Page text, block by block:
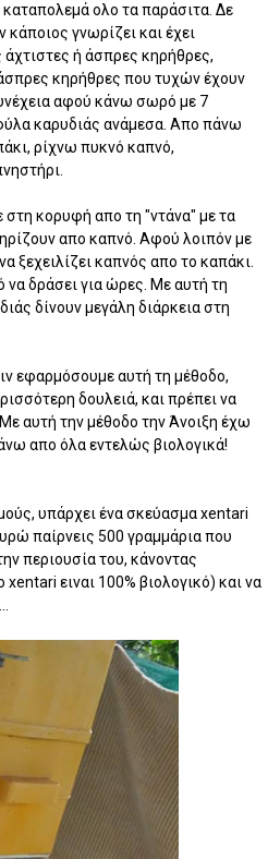
ολο τα παράσιτα. Δε
γνωρίζει και έχει
ή άσπρες κηρήθρες,
κηρήθρες που τυχών έχουν
αφού κάνω σωρό με 7
καρυδιάς ανάμεσα. Απο πάνω
ρίχνω πυκνό καπνό,
στη κορυφή απο τη "ντάνα" με τα
απο καπνό. Αφού λοιπόν με
ξεχειλίζει καπνός απο το καπάκι.
δράσει για ώρες. Με αυτή τη
δίνουν μεγάλη διάρκεια στη
εφαρμόσουμε αυτή τη μέθοδο,
δουλειά, και πρέπει να
αυτή την μέθοδο την Άνοιξη έχω
απο όλα εντελώς βιολογικά!
υπάρχει ένα σκεύασμα xentari
παίρνεις 500 γραμμάρια που
περιουσία του, κάνοντας
ειναι 100% βιολογικό) και να